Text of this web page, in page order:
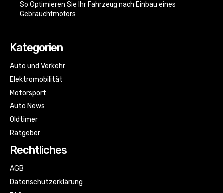
So Optimieren Sie Ihr Fahrzeug nach Einbau eines
Gebrauchtmotors
Kategorien
Auto und Verkehr
Elektromobilität
Motorsport
Auto News
Oldtimer
Ratgeber
Rechtliches
AGB
Datenschutzerklärung